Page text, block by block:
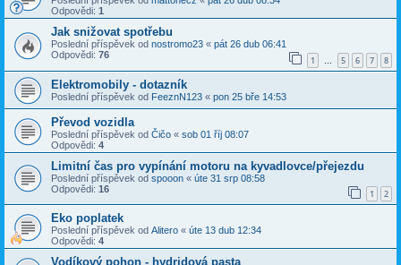
Odpovědi: 1
Jak snižovat spotřebu
Poslední příspěvek od nostromo23 « pát 26 dub 06:41
Odpovědi: 76 1 … 5 6 7 8
Elektromobily - dotazník
Poslední příspěvek od FeeznN123 « pon 25 bře 14:53
Převod vozidla
Poslední příspěvek od Čičo « sob 01 říj 08:07
Odpovědi: 4
Limitní čas pro vypínání motoru na kyvadlovce/přejezdu
Poslední příspěvek od spooon « úte 31 srp 08:58
Odpovědi: 16 1 2
Eko poplatek
Poslední příspěvek od Alitero « úte 13 dub 12:34
Odpovědi: 4
Vodíkový pohon - hydridová pasta